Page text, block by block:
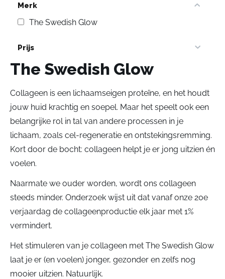
Merk
The Swedish Glow
Prijs
The Swedish Glow
Collageen is een lichaamseigen proteïne, en het houdt
jouw huid krachtig en soepel. Maar het speelt ook een
belangrijke rol in tal van andere processen in je
lichaam, zoals cel-regeneratie en ontstekingsremming.
Kort door de bocht: collageen helpt je er jong uitzien én
voelen.
Naarmate we ouder worden, wordt ons collageen
steeds minder. Onderzoek wijst uit dat vanaf onze 20e
verjaardag de collageenproductie elk jaar met 1%
vermindert.
Het stimuleren van je collageen met The Swedish Glow
laat je er (en voelen) jonger, gezonder en zelfs nog
mooier uitzien. Natuurlijk.